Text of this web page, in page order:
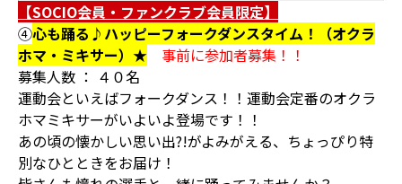
【SOCIO会員・ファンクラブ会員限定】
④心も踊る♪ハッピーフォークダンスタイム！（オクラ
ホマ・ミキサー）★
事前に参加者募集！！
募集人数 ： ４０名
運動会といえばフォークダンス！！運動会定番のオクラ
ホマミキサーがいよいよ登場です！！
あの頃の懐かしい思い出?!がよみがえる、ちょっぴり特
別なひとときをお届け！